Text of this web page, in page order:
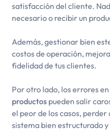
satisfacción del cliente.
necesario o recibir un
Además, gestionar bien
costos de operación,
fidelidad de tus clientes.
Por otro lado, los errores en
productos pueden salir
el peor de los casos,
sistema bien estructurado